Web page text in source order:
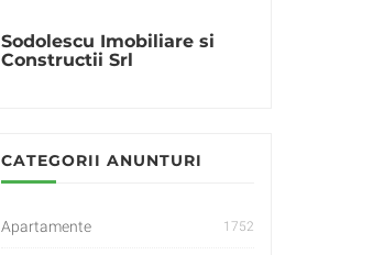
Sodolescu Imobiliare si
Constructii Srl
CATEGORII ANUNTURI
Apartamente 1752